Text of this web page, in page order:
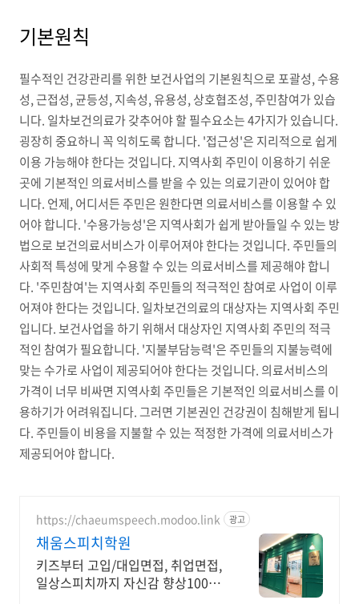
기본원칙
필수적인 건강관리를 위한 보건사업의 기본원칙으로 포괄성, 수용
성, 근접성, 균등성, 지속성, 유용성, 상호협조성, 주민참여가 있습
니다. 일차보건의료가 갖추어야 할 필수요소는 4가지가 있습니다.
굉장히 중요하니 꼭 익히도록 합니다. '접근성'은 지리적으로 쉽게
이용 가능해야 한다는 것입니다. 지역사회 주민이 이용하기 쉬운
곳에 기본적인 의료서비스를 받을 수 있는 의료기관이 있어야 합
니다. 언제, 어디서든 주민은 원한다면 의료서비스를 이용할 수 있
어야 합니다. '수용가능성'은 지역사회가 쉽게 받아들일 수 있는 방
법으로 보건의료서비스가 이루어져야 한다는 것입니다. 주민들의
사회적 특성에 맞게 수용할 수 있는 의료서비스를 제공해야 합니
다. '주민참여'는 지역사회 주민들의 적극적인 참여로 사업이 이루
어져야 한다는 것입니다. 일차보건의료의 대상자는 지역사회 주민
입니다. 보건사업을 하기 위해서 대상자인 지역사회 주민의 적극
적인 참여가 필요합니다. '지불부담능력'은 주민들의 지불능력에
맞는 수가로 사업이 제공되어야 한다는 것입니다. 의료서비스의
가격이 너무 비싸면 지역사회 주민들은 기본적인 의료서비스를 이
용하기가 어려워집니다. 그러면 기본권인 건강권이 침해받게 됩니
다. 주민들이 비용을 지불할 수 있는 적정한 가격에 의료서비스가
제공되어야 합니다.
https://chaeumspeech.modoo.link 광고
채움스피치학원
키즈부터 고입/대입면접, 취업면접,
일상스피치까지 자신감 향상100%